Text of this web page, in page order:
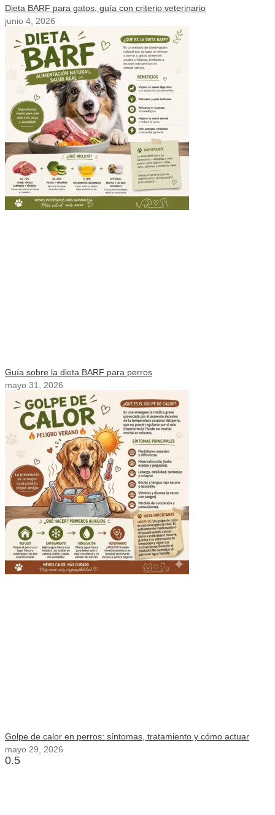
Dieta BARF para gatos, guía con criterio veterinario
junio 4, 2026
Guía sobre la dieta BARF para perros
mayo 31, 2026
Golpe de calor en perros: síntomas, tratamiento y cómo actuar
mayo 29, 2026